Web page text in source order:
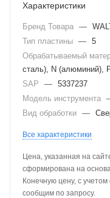
Характеристики
Бренд Товара —
Тип пластины — 5
Обрабатываемый
сталь), N (алюминий),
SAP
— 5337237
Модель инструмента
Вид обработки —
Все характеристики
Цена, указанная на
сформирована на
Конечную цену, с
сообщим по запросу.